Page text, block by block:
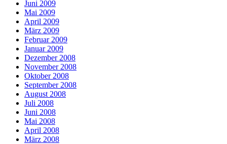
Juni 2009
Mai 2009
April 2009
März 2009
Februar 2009
Januar 2009
Dezember 2008
November 2008
Oktober 2008
September 2008
August 2008
Juli 2008
Juni 2008
Mai 2008
April 2008
März 2008